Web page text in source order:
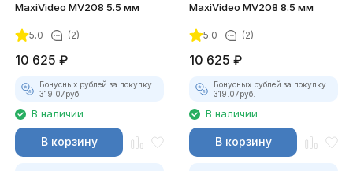
MaxiVideo MV208 5.5 мм
5.0 (2)
10 625 ₽
Бонусных рублей за покупку:
319.07руб.
В наличии
В корзину
MaxiVideo MV208 8.5 мм
5.0 (2)
10 625 ₽
Бонусных рублей за покупку:
319.07руб.
В наличии
В корзину